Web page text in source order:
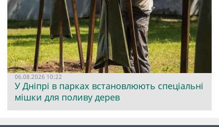
06.08.2026 10:22
У Дніпрі в парках встановлюють спеціальні
мішки для поливу дерев